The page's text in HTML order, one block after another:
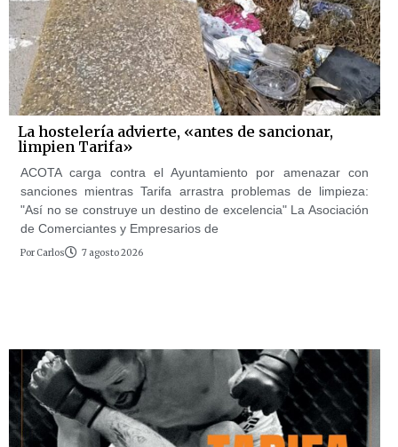
La hostelería advierte, «antes de sancionar,
limpien Tarifa»
ACOTA carga contra el Ayuntamiento por amenazar con
sanciones mientras Tarifa arrastra problemas de limpieza:
"Así no se construye un destino de excelencia" La Asociación
de Comerciantes y Empresarios de
Por Carlos 7 agosto 2026